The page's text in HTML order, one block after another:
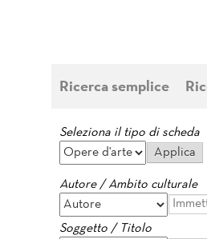
Ricerca semplice
Seleziona il tipo di scheda
Autore / Ambito culturale
Soggetto / Titolo